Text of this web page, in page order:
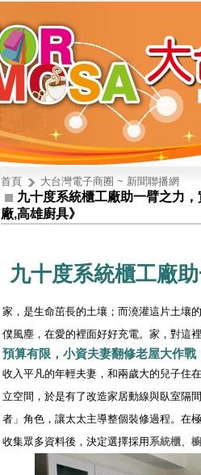
首頁 大台灣電子商圈 ~ 新聞聯播網
九十度系統櫃工廠助一臂之力
廠,高雄廚具》
九十度系統櫃工廠
家，是生命茁長的土壤；而澆灌這片土壤
僕風塵，在愛的裡面好好充電。家，對這
預算有限，小資夫妻翻修老屋大作戰
收入平凡的年輕夫妻，和兩歲大的兒子住
立空間，於是有了改造家居動線與臥室隔
者」角色，讓太太主導整個裝修過程。在
收集眾多資料後，決定選擇採用系統櫃、